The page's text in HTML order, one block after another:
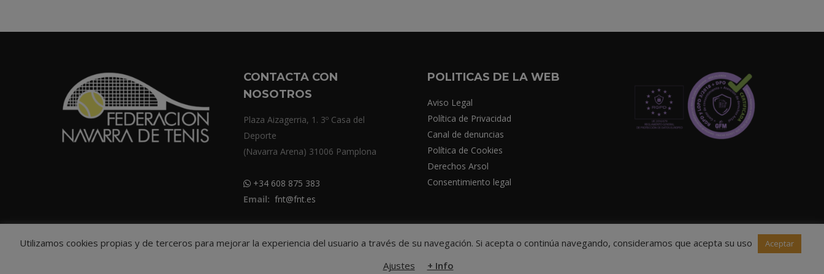
CONTACTA CON
NOSOTROS
Plaza Aizagerria, 1. 3º Casa del
Deporte
(Navarra Arena) 31006 Pamplona
+34 608 875 383
Email: fnt@fnt.es
POLITICAS DE LA WEB
Aviso Legal
Política de Privacidad
Canal de denuncias
Política de Cookies
Derechos Arsol
Consentimiento legal
© Federación Navarra de Tenis
Utilizamos cookies propias y de terceros para mejorar la experiencia del usuario a través de su navegación. Si acepta o continúa navegando, consideramos que acepta su uso Aceptar
Ajustes + Info